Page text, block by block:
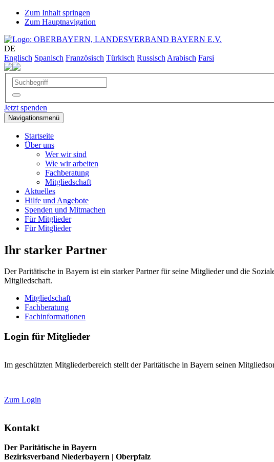
Zum Inhalt springen
Zum Hauptnavigation
DE
Englisch Spanisch Französisch Türkisch Russisch Arabisch Farsi
Jetzt spenden
Navigationsmenü
Startseite
Über uns
Wer wir sind
Wie wir arbeiten
Fachberatung
Mitgliedschaft
Aktuelles
Hilfe und Angebote
Spenden und Mitmachen
Für Mitglieder
Für Mitglieder
Ihr starker Partner
Der Paritätische in Bayern ist ein starker Partner für seine Mitglieder und die
Mitgliedschaft.
Mitgliedschaft
Fachberatung
Fachinformationen
Login für Mitglieder
Im geschützten Mitgliederbereich stellt der Paritätische in Bayern seinen
Zum Login
Kontakt
Der Paritätische in Bayern
Bezirksverband Niederbayern | Oberpfalz